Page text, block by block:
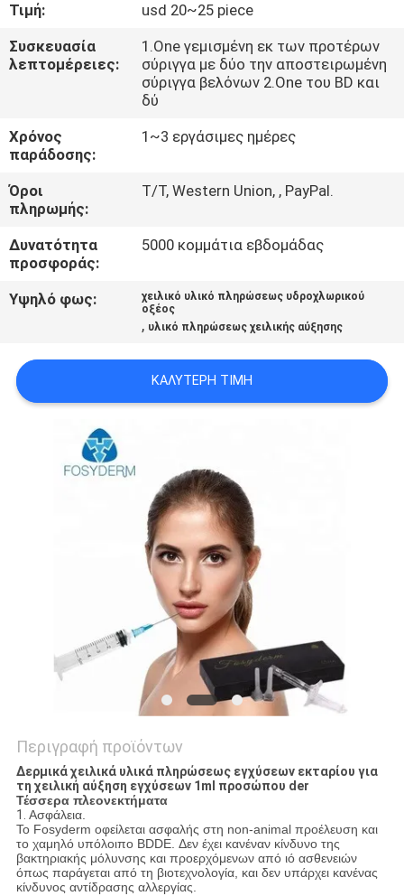
ΕΠΙΚΟΙΝΩΝΉΣΤΕ
ΜΑΖΊ
ΕΙΔΉΣΕΙΣ
ΥΠΟΘΈΣΕΙΣ
ΖΗΤΉΣΤΕ
ΜΙΑ
ΠΡΟΣΦΟΡΆ
SHOPPING
ONLINE
SITEMAP
Τιμή:
usd 20~25 piece
Συσκευασία
λεπτομέρειες:
1.One γεμισμένη εκ των προτέρων
σύριγγα με δύο την αποστειρωμένη
σύριγγα βελόνων 2.One του BD και
δύ
Χρόνος
παράδοσης:
1~3 εργάσιμες ημέρες
Όροι
πληρωμής:
T/T, Western Union, , PayPal.
Δυνατότητα
προσφοράς:
5000 κομμάτια εβδομάδας
Υψηλό φως:
χειλικό υλικό πληρώσεως υδροχλωρικού
οξέος
, υλικό πληρώσεως χειλικής αύξησης
ΚΑΛΎΤΕΡΗ ΤΙΜΉ
Περιγραφή προϊόντων
Δερμικά χειλικά υλικά πληρώσεως εγχύσεων εκταρίου για
τη χειλική αύξηση εγχύσεων 1ml προσώπου der
Τέσσερα πλεονεκτήματα
1. Ασφάλεια.
Το Fosyderm οφείλεται ασφαλής στη non-animal προέλευση και
το χαμηλό υπόλοιπο BDDE. Δεν έχει κανέναν κίνδυνο της
βακτηριακής μόλυνσης και προερχόμενων από ιό ασθενειών
όπως παράγεται από τη βιοτεχνολογία, και δεν υπάρχει κανένας
κίνδυνος αντίδρασης αλλεργίας.